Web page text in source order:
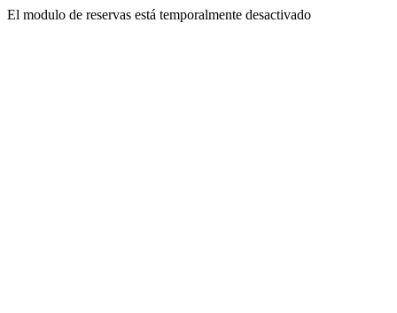
El modulo de reservas está temporalmente desactivado